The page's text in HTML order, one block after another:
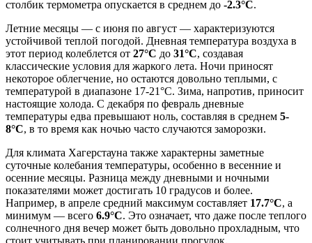
столбик термометра опускается в среднем до -2.3°C.
Летние месяцы — с июня по август — характеризуются
устойчивой теплой погодой. Дневная температура воздуха в
этот период колеблется от 27°C до 31°C, создавая
классические условия для жаркого лета. Ночи приносят
некоторое облегчение, но остаются довольно теплыми, с
температурой в диапазоне 17-21°C. Зима, напротив, приносит
настоящие холода. С декабря по февраль дневные
температуры едва превышают ноль, составляя в среднем 5-
8°C, в то время как ночью часто случаются заморозки.
Для климата Хагерстауна также характерны заметные
суточные колебания температуры, особенно в весенние и
осенние месяцы. Разница между дневными и ночными
показателями может достигать 10 градусов и более.
Например, в апреле средний максимум составляет 17.7°C, а
минимум — всего 6.9°C. Это означает, что даже после теплого
солнечного дня вечер может быть довольно прохладным, что
стоит учитывать при планировании прогулок.